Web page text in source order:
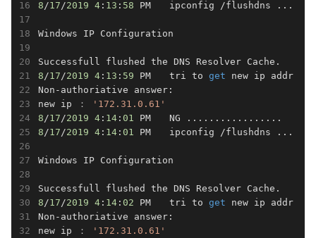
8 /17 /2019 4 : 13 : 58 PM　　ipconfig /flushdns ...
Windows IP Configuration
8 /17 /2019 4 : 13 : 59 PM　　tri to get new ip addr
Non-authoriative answer:
new ip ：
'172.31.0.61'
8 /17 /2019 4 : 14 :01
8 /17 /2019 4 : 14 :01 PM　　ipconfig /flushdns ...
Windows IP Configuration
8 /17 /2019 4 : 14 :02 PM　　tri to get new ip addr
Non-authoriative answer:
new ip ：
'172.31.0.61'